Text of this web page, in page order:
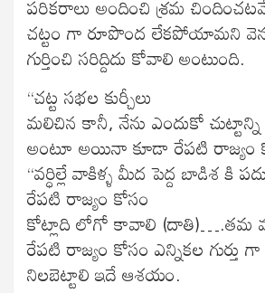
చట్టం గా రూపొంద లేకపోయామని
గుర్తించి సరిద్దిదు కోవాలి అంటుంది.
“చట్ట సభల కుర్చీలు
మలిచిన కానీ, నేను ఎందుకో
అంటూ అయినా కూడా రేపటి రాజ్యం
“వర్ధిల్లే వాకిళ్ళ మీద పెద్ద బాడిశ కి
రేపటి రాజ్యం కోసం
కోట్లాది లోగో కావాలి (దాతి)….తమ
రేపటి రాజ్యం కోసం ఎన్నికల గుర్తు
నిలబెట్టాలి ఇదే ఆశయం.